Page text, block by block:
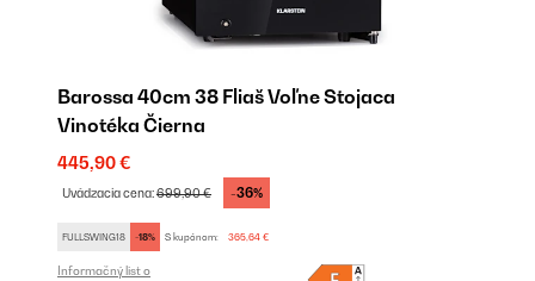
Barossa 40cm 38 Fliaš Voľne Stojaca
Vinotéka Čierna
445,90 €
Uvádzacia cena:699,90 € -36%
FULLSWING18 -18% S kupónom: 365,64 €
Informačný list o